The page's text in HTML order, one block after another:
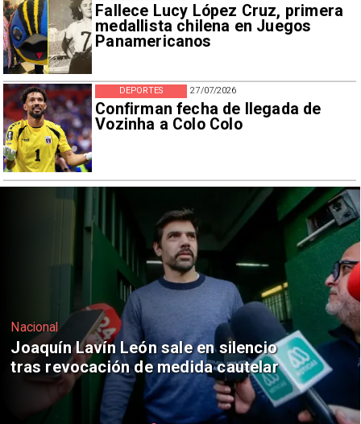
Fallece Lucy López Cruz, primera
medallista chilena en Juegos
Panamericanos
27/07/2026
Confirman fecha de llegada de
Vozinha a Colo Colo
DEPORTES
Nacional
Chile y Venezuela formalizan reinicio
de relaciones consulares